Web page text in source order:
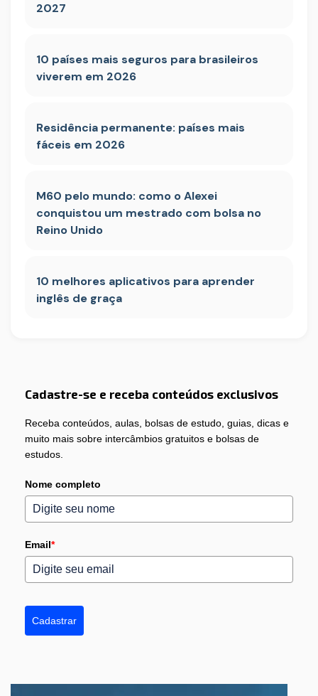
2027
10 países mais seguros para brasileiros
viverem em 2026
Residência permanente: países mais
fáceis em 2026
M60 pelo mundo: como o Alexei
conquistou um mestrado com bolsa no
Reino Unido
10 melhores aplicativos para aprender
inglês de graça
Cadastre-se e receba conteúdos exclusivos
Receba conteúdos, aulas, bolsas de estudo, guias, dicas e
muito mais sobre intercâmbios gratuitos e bolsas de
estudos.
Nome completo
Email*
Cadastrar